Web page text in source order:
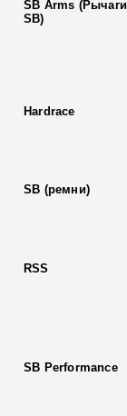
SB Arms (Рычаги
SB)
Hardrace
SB (ремни)
RSS
SB Performance